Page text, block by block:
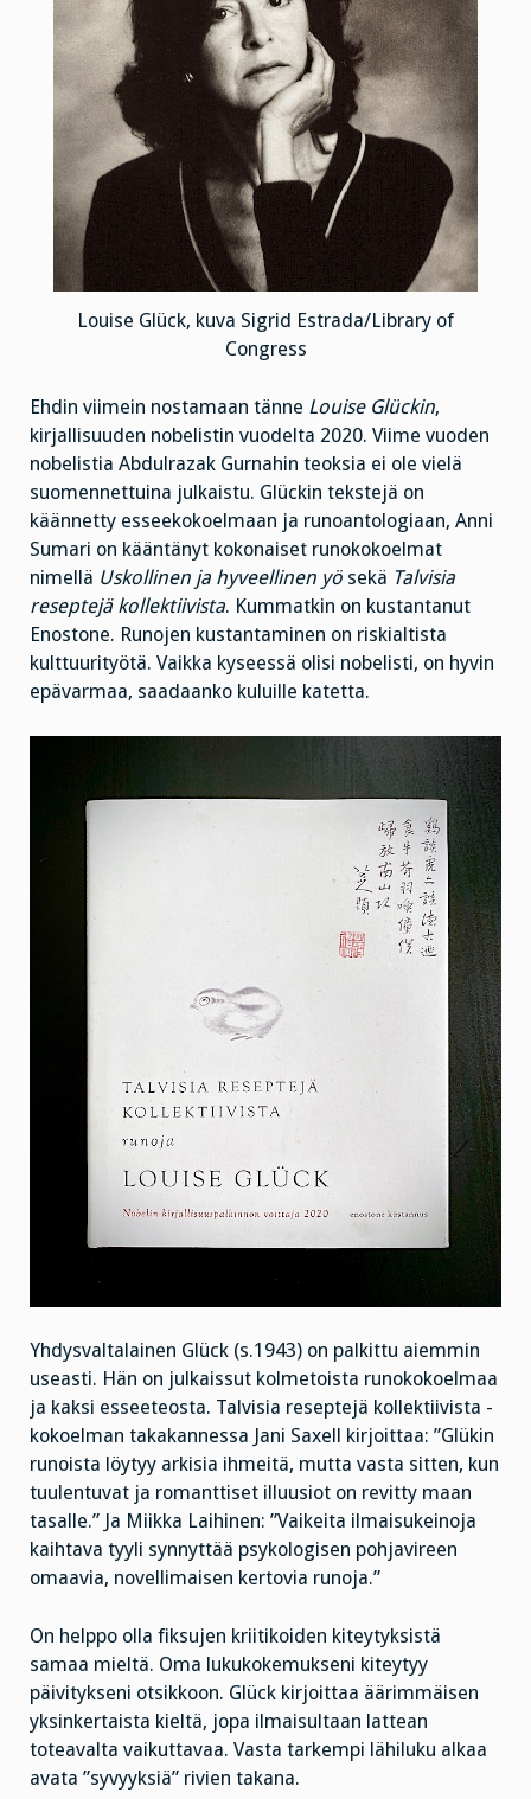
Louise Glück, kuva Sigrid Estrada/Library of
Congress
Ehdin viimein nostamaan tänne Louise Glückin,
kirjallisuuden nobelistin vuodelta 2020. Viime vuoden
nobelistia Abdulrazak Gurnahin teoksia ei ole vielä
suomennettuina julkaistu. Glückin tekstejä on
käännetty esseekokoelmaan ja runoantologiaan, Anni
Sumari on kääntänyt kokonaiset runokokoelmat
nimellä Uskollinen ja hyveellinen yö sekä Talvisia
reseptejä kollektiivista. Kummatkin on kustantanut
Enostone. Runojen kustantaminen on riskialtista
kulttuurityötä. Vaikka kyseessä olisi nobelisti, on hyvin
epävarmaa, saadaanko kuluille katetta.
Yhdysvaltalainen Glück (s.1943) on palkittu aiemmin
useasti. Hän on julkaissut kolmetoista runokokoelmaa
ja kaksi esseeteosta. Talvisia reseptejä kollektiivista -
kokoelman takakannessa Jani Saxell kirjoittaa: ”Glükin
runoista löytyy arkisia ihmeitä, mutta vasta sitten, kun
tuulentuvat ja romanttiset illuusiot on revitty maan
tasalle.” Ja Miikka Laihinen: ”Vaikeita ilmaisukeinoja
kaihtava tyyli synnyttää psykologisen pohjavireen
omaavia, novellimaisen kertovia runoja.”
On helppo olla fiksujen kriitikoiden kiteytyksistä
samaa mieltä. Oma lukukokemukseni kiteytyy
päivitykseni otsikkoon. Glück kirjoittaa äärimmäisen
yksinkertaista kieltä, jopa ilmaisultaan lattean
toteavalta vaikuttavaa. Vasta tarkempi lähiluku alkaa
avata ”syvyyksiä” rivien takana.